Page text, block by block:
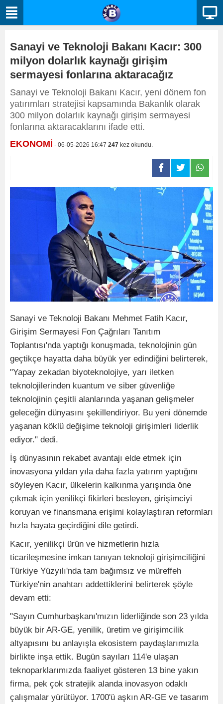
Sanayi ve Teknoloji Bakanı Kacır: 300
milyon dolarlık kaynağı girişim
sermayesi fonlarına aktaracağız
Sanayi ve Teknoloji Bakanı Kacır, yeni dönem fon
yatırımları stratejisi kapsamında Bakanlık olarak
300 milyon dolarlık kaynağı girişim sermayesi
fonlarına aktaracaklarını ifade etti.
EKONOMİ - 06-05-2026 16:47 247 kez okundu.
Sanayi ve Teknoloji Bakanı Mehmet Fatih Kacır,
Girişim Sermayesi Fon Çağrıları Tanıtım
Toplantısı'nda yaptığı konuşmada, teknolojinin gün
geçtikçe hayatta daha büyük yer edindiğini belirterek,
"Yapay zekadan biyoteknolojiye, yarı iletken
teknolojilerinden kuantum ve siber güvenliğe
teknolojinin çeşitli alanlarında yaşanan gelişmeler
geleceğin dünyasını şekillendiriyor. Bu yeni dönemde
yaşanan köklü değişime teknoloji girişimleri liderlik
ediyor." dedi.
İş dünyasının rekabet avantajı elde etmek için
inovasyona yıldan yıla daha fazla yatırım yaptığını
söyleyen Kacır, ülkelerin kalkınma yarışında öne
çıkmak için yenilikçi fikirleri besleyen, girişimciyi
koruyan ve finansmana erişimi kolaylaştıran reformları
hızla hayata geçirdiğini dile getirdi.
Kacır, yenilikçi ürün ve hizmetlerin hızla
ticarileşmesine imkan tanıyan teknoloji girişimciliğini
Türkiye Yüzyılı'nda tam bağımsız ve müreffeh
Türkiye'nin anahtarı addettiklerini belirterek şöyle
devam etti:
"Sayın Cumhurbaşkanı'mızın liderliğinde son 23 yılda
büyük bir AR-GE, yenilik, üretim ve girişimcilik
altyapısını bu anlayışla ekosistem paydaşlarımızla
birlikte inşa ettik. Bugün sayıları 114'e ulaşan
teknoparklarımızda faaliyet gösteren 13 bine yakın
firma, pek çok stratejik alanda inovasyon odaklı
çalışmalar yürütüyor. 1700'ü aşkın AR-GE ve tasarım